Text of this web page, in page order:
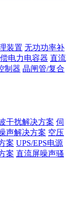
装置 无功功率补
电力电容器 直流
制器 晶闸管/复合
干扰解决方案 伺
声解决方案 空压
案 UPS/EPS电源
案 直流屏噪声骚